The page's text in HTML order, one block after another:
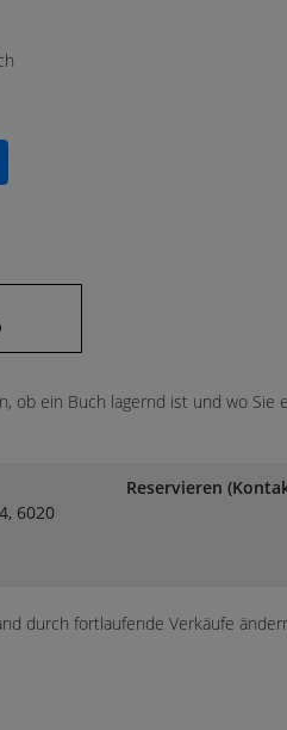
ob ein Buch lagernd ist und wo Sie
6020
Reservieren
durch fortlaufende Verkäufe